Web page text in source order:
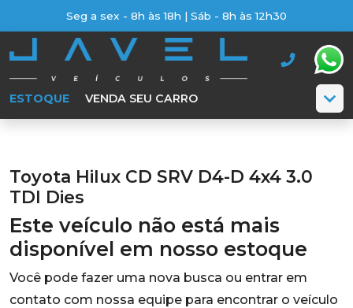
Seg a sex - 8h às 18h | Sáb - 8h às 12h30
ESTOQUE VENDA SEU CARRO
Toyota Hilux CD SRV D4-D 4x4 3.0
TDI Dies
Este veículo não está mais
disponível em nosso estoque
Você pode fazer uma nova busca ou entrar em
contato com nossa equipe para encontrar o veículo